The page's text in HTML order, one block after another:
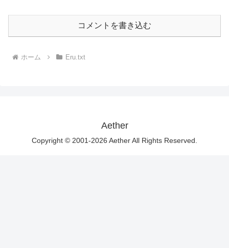
コメントを書き込む
ホーム Eru.txt
Aether
Copyright © 2001-2026 Aether All Rights Reserved.